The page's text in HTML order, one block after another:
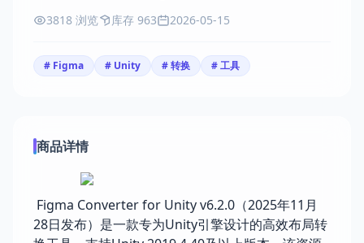
3818 浏览 库存 963 2026-05-15
# Figma # Unity # 转换 # 工具
商品详情
Figma Converter for Unity v6.2.0（2025年11月
28日发布）是一款专为Unity引擎设计的高效布局转